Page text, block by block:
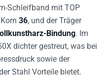
Schleifband mit TOP
36, und der Träger
Bindung. Im
dichter gestreut, was bei
sowie der
Stahl Vorteile bietet.